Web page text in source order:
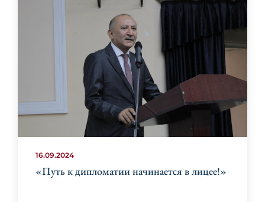
16.09.2024
«Путь к дипломатии начинается в лицее!»